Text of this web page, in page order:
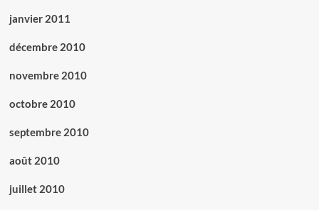
janvier 2011
décembre 2010
novembre 2010
octobre 2010
septembre 2010
août 2010
juillet 2010